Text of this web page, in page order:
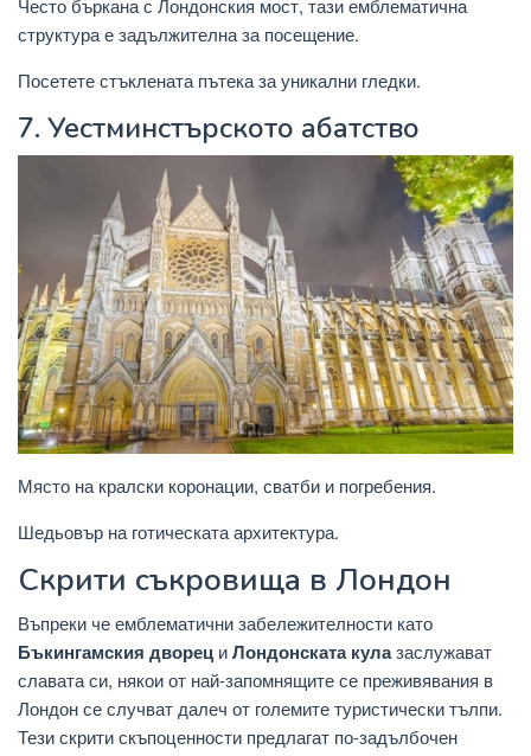
Често бъркана с Лондонския мост, тази емблематична
структура е задължителна за посещение.
Посетете стъклената пътека за уникални гледки.
7. Уестминстърското абатство
Място на кралски коронации, сватби и погребения.
Шедьовър на готическата архитектура.
Скрити съкровища в Лондон
Въпреки че емблематични забележителности като
Бъкингамския дворец иЛондонската кулазаслужават
славата си, някои от най-запомнящите се преживявания в
Лондон се случват далеч от големите туристически тълпи.
Тези скрити скъпоценности предлагат по-задълбочен